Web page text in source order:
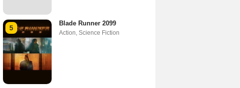
5
Blade Runner 2099
Action Science Fiction